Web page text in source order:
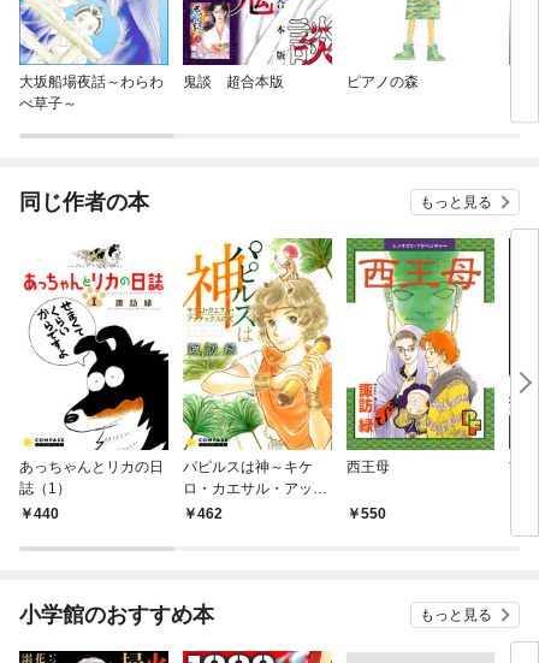
大坂船場夜話～わらわ
べ草子～
鬼談 超合本版 ピアノの森
同じ作者の本 もっと見る
あっちゃんとリカの日
誌（1）
440
パピルスは神～キケ
ロ・カエサル・アッテ
ィクスの記～
462
西王母
550
玄
小学館のおすすめ本 もっと見る